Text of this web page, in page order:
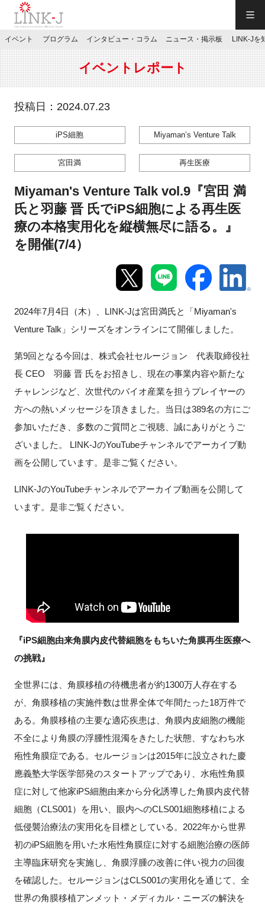
JP／EN
特別会員専用メニュー
お問い合わせ
マイページ
イベント
プログラム
インタビュー・コラム
ニュース・掲示板
LINK-Jを知る
施設・アクセス
閉じる
イベント プログラム インタビュー・コラム ニュース・掲示板 LINK-Jを
イベントレポート
投稿日：2024.07.23
iPS細胞 Miyaman’s Venture Talk
宮田満 再生医療
Miyaman's Venture Talk vol.9『宮田 満
氏と羽藤 晋 氏でiPS細胞による再生医
療の本格実用化を縦横無尽に語る。』
を開催(7/4）
2024年7月4日（木）、 LINK-Jは宮田満氏と「Miyaman's
Venture Talk 」シリーズをオンラインにて開催しました。
第9回となる今回は、株式会社セルージョン 代表取締役社
長 CEO 羽藤 晋 氏をお招きし、現在の事業内容や新たな
チャレンジなど、次世代のバイオ産業を担うプレイヤーの
方への熱いメッセージを頂きました。当日は389名の方にご
参加いただき、多数のご質問とご視聴、誠にありがとうご
ざいました。 LINK-JのYouTubeチャンネルでアーカイブ動
画を公開しています。是非ご覧ください。
LINK-JのYouTubeチャンネルでアーカイブ動画を公開して
います。是非ご覧ください。
『iPS細胞由来角膜内皮代替細胞をもちいた角膜再生医療へ
の挑戦』
全世界には、角膜移植の待機患者が約1300万人存在する
が、角膜移植の実施件数は世界全体で年間たった18万件で
ある。角膜移植の主要な適応疾患は、角膜内皮細胞の機能
不全により角膜の浮腫性混濁をきたした状態、すなわち水
疱性角膜症である。セルージョンは2015年に設立された慶
應義塾大学医学部発のスタートアップであり、水疱性角膜
症に対して他家iPS細胞由来から分化誘導した角膜内皮代替
細胞（CLS001）を用い、眼内へのCLS001細胞移植による
低侵襲治療法の実用化を目標としている。2022年から世界
初のiPS細胞を用いた水疱性角膜症に対する細胞治療の医師
主導臨床研究を実施し、角膜浮腫の改善に伴い視力の回復
を確認した。セルージョンはCLS001の実用化を通じて、全
世界の角膜移植アンメット・メディカル・ニーズの解決を